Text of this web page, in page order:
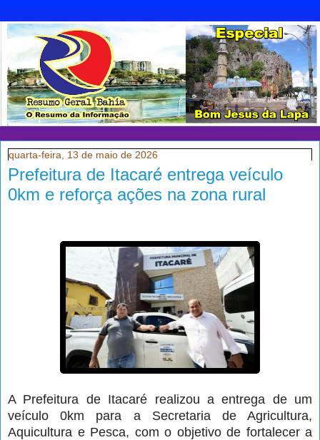
quarta-feira, 13 de maio de 2026
Prefeitura de Itacaré entrega veículo
0km e reforça ações na zona rural
A Prefeitura de Itacaré realizou a entrega de um
veículo 0km para a Secretaria de Agricultura,
Aquicultura e Pesca, com o objetivo de fortalecer a